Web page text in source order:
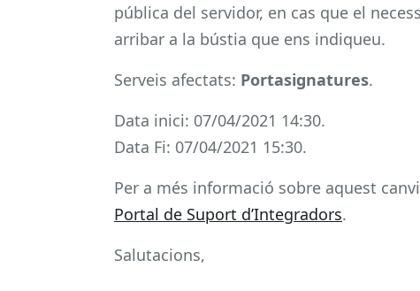
pública del servidor, en cas que el
arribar a la bústia que ens indiqueu.
Serveis afectats: Portasignatures.
Data inici: 07/04/2021 14:30.
Data Fi: 07/04/2021 15:30.
Per a més informació sobre aquest
Portal de Suport d’Integradors.
Salutacions,